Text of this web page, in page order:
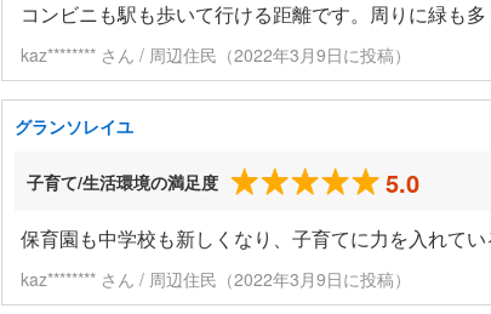
コンビニも駅も歩いて行ける距離です。周りに緑も多
kaz******** さん / 周辺住民（2022年3月9日に投稿）
グランソレイユ
子育て/生活環境の満足度 5.0
保育園も中学校も新しくなり、子育てに力を入れて
kaz******** さん / 周辺住民（2022年3月9日に投稿）